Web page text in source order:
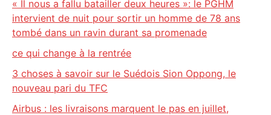
« Il nous a fallu batailler deux heures »: le PGHM
intervient de nuit pour sortir un homme de 78 ans
tombé dans un ravin durant sa promenade
ce qui change à la rentrée
3 choses à savoir sur le Suédois Sion Oppong, le
nouveau pari du TFC
Airbus : les livraisons marquent le pas en juillet,